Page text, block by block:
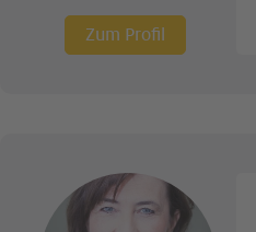
Zum Profil